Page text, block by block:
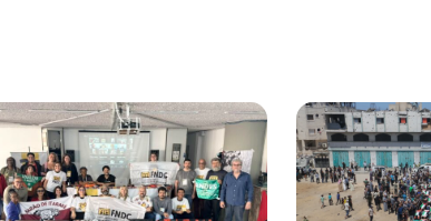
de cometer irregularidades
aprova plataforma de 20 pontos para as eleições 2026
Gaza realiza